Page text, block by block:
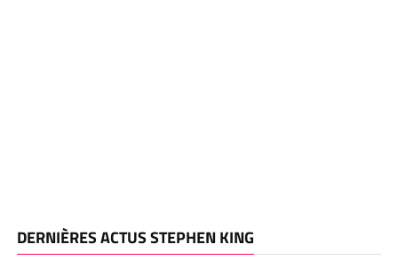
DERNIÈRES ACTUS STEPHEN KING